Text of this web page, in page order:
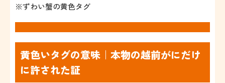
※ずわい蟹の黄色タグ
黄色いタグの意味｜本物の越前がにだけ
に許された証